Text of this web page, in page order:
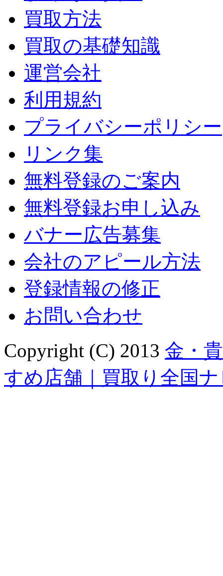
買取方法
買取の基礎知識
運営会社
利用規約
プライバシーポリシー
リンク集
無料登録のご案内
無料登録お申し込み
バナー広告募集
会社のアピール方法
登録情報の修正
お問い合わせ
Copyright (C) 2013 金・
すめ店舗｜買取り全国